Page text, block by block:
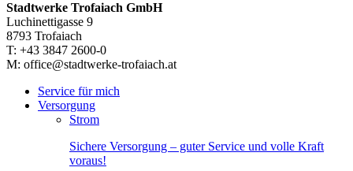
Stadtwerke Trofaiach GmbH
Luchinettigasse 9
8793 Trofaiach
T: +43 3847 2600-0
M: office@stadtwerke-trofaiach.at
Service für mich
Versorgung
Strom
Sichere Versorgung – guter Service und volle Kraft
voraus!